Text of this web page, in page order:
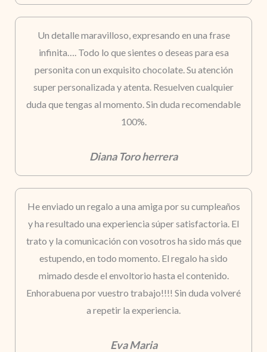
Un detalle maravilloso, expresando en una frase
infinita…. Todo lo que sientes o deseas para esa
personita con un exquisito chocolate. Su atención
super personalizada y atenta. Resuelven cualquier
duda que tengas al momento. Sin duda recomendable
100%.
Diana Toro herrera
He enviado un regalo a una amiga por su cumpleaños
y ha resultado una experiencia súper satisfactoria. El
trato y la comunicación con vosotros ha sido más que
estupendo, en todo momento. El regalo ha sido
mimado desde el envoltorio hasta el contenido.
Enhorabuena por vuestro trabajo!!!! Sin duda volveré
a repetir la experiencia.
Eva Maria